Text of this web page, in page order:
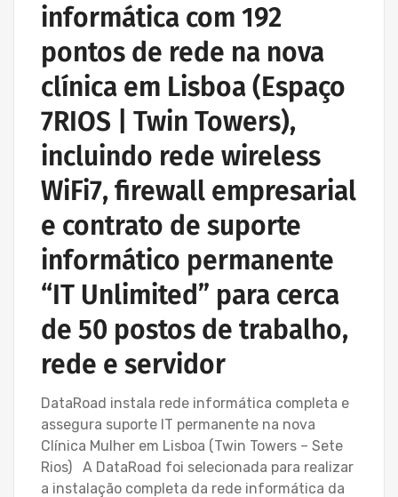
informática com 192
pontos de rede na nova
clínica em Lisboa (Espaço
7RIOS | Twin Towers),
incluindo rede wireless
WiFi7, firewall empresarial
e contrato de suporte
informático permanente
“IT Unlimited” para cerca
de 50 postos de trabalho,
rede e servidor
DataRoad instala rede informática completa e
assegura suporte IT permanente na nova
Clínica Mulher em Lisboa (Twin Towers – Sete
Rios) A DataRoad foi selecionada para realizar
a instalação completa da rede informática da